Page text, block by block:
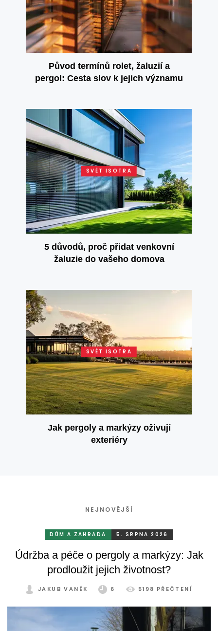
Původ termínů rolet, žaluzií a
pergol: Cesta slov k jejich významu
SVĚT ISOTRA
5 důvodů, proč přidat venkovní
žaluzie do vašeho domova
SVĚT ISOTRA
Jak pergoly a markýzy oživují
exteriéry
NEJNOVĚJŠÍ
DŮM A ZAHRADA 5. SRPNA 2026
Údržba a péče o pergoly a markýzy: Jak
prodloužit jejich životnost?
JAKUB VANĚK 6 5198 PŘEČTENÍ